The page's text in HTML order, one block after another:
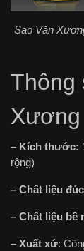
Sao Văn
Thông
Xương
– Kích thước:
rộng)
– Chất liệu
– Chất liệu bề
– Xuất xứ: